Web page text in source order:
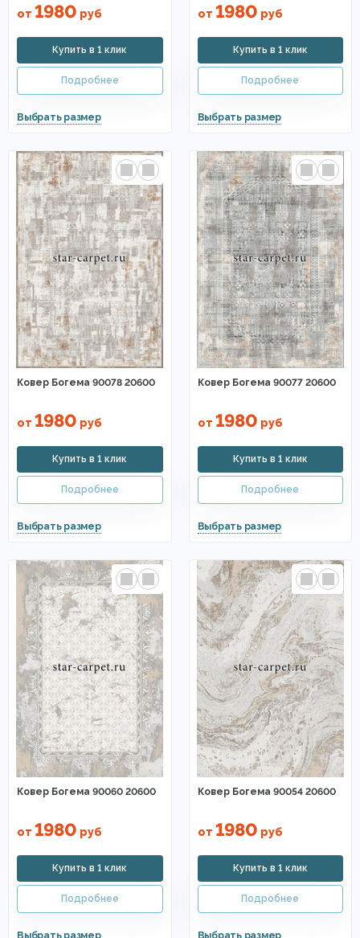
от 1980 руб от 1980 руб
Ковер Богема 90078 20600
от 1980 руб
Ковер Богема 90077 20600
от 1980 руб
Ковер Богема 90060 20600
от 1980 руб
Ковер Богема 90054 20600
от 1980 руб